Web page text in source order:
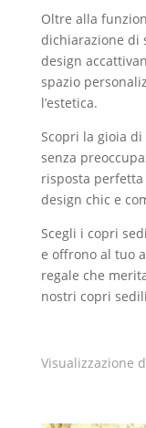
Oltre alla
dichiarazione di
design
spazio
l’estetica.
Scopri la gioia
senza
risposta
design chic e
Scegli i copri
e offrono al tuo
regale che
nostri copri
Visualizzazione